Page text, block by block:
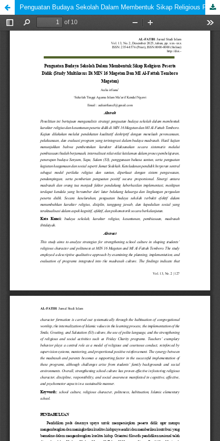
Penguatan Budaya Sekolah Dalam Membentuk Sikap Religious Peserta Didik (Study Multikasus Di MIN 16 Magetan Dan MI Al-Fattah Temboro Magetan)